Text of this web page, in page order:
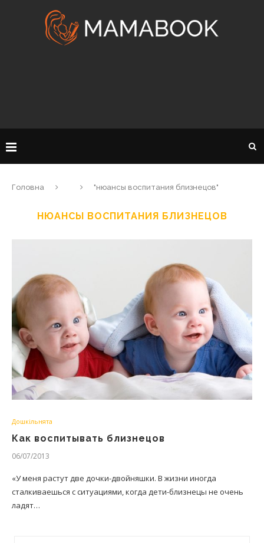
Головна "нюансы воспитания близнецов"
НЮАНСЫ ВОСПИТАНИЯ БЛИЗНЕЦОВ
Дошкільнята
Как воспитывать близнецов
06/07/2013
«У меня растут две дочки-двойняшки. В жизни иногда
сталкиваешься с ситуациями, когда дети-близнецы не очень
ладят…